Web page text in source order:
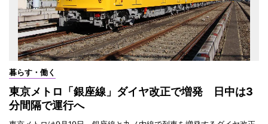
暮らす・働く
東京メトロ「銀座線」ダイヤ改正で増発 日中は3
分間隔で運行へ